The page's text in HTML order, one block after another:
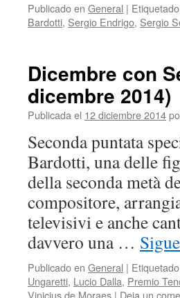
Publicado en General | Etiquetado
Bardotti, Sergio Endrigo, Sergio
Dicembre con
dicembre 2014)
Publicada el 12 diciembre 2014
Seconda puntata
Bardotti, una delle
della seconda metà
compositore,
televisivi e anche
davvero una …
Publicado en General | Etiquetado
Ungaretti, Lucio Dalla, Premio
Vinicius de Moraes | Deja un